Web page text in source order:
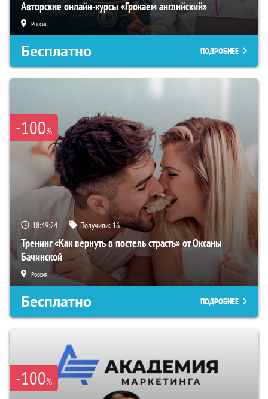
Авторские онлайн-курсы «Грокаем английский»
Россия
Бесплатно ПОДРОБНЕЕ
-100%
18:49:23 Получили:16
Тренинг «Как вернуть в постель страсть» от Оксаны
Бачинской
Россия
Бесплатно ПОДРОБНЕЕ
-100%